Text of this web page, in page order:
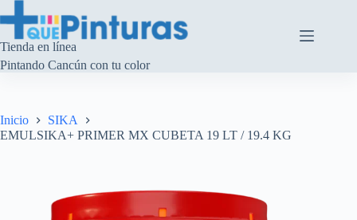
al
contenido
Tienda en línea
Pintando Cancún con tu color
Inicio
SIKA
EMULSIKA+ PRIMER MX CUBETA 19 LT / 19.4 KG